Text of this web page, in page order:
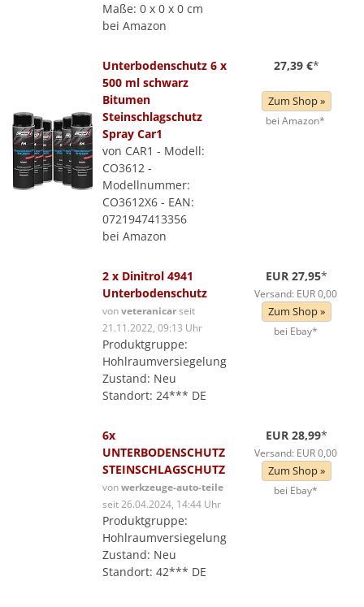
Maße: 0 x 0 x 0 cm
bei Amazon
Unterbodenschutz 6 x
500 ml schwarz
Bitumen
Steinschlagschutz
Spray Car1
von CAR1 - Modell:
CO3612 -
Modellnummer:
CO3612X6 - EAN:
0721947413356
bei Amazon
27,39 €*
Zum Shop »
bei Amazon*
2 x Dinitrol 4941
Unterbodenschutz
vonveteranicarseit
21.11.2022, 09:13 Uhr
Produktgruppe:
Hohlraumversiegelung
Zustand: Neu
Standort: 24*** DE
EUR 27,95*
Versand: EUR 0,00
Zum Shop »
bei Ebay*
6x
UNTERBODENSCHUTZ
STEINSCHLAGSCHUTZ
vonwerkzeuge-auto-teile
seit 26.04.2024, 14:44 Uhr
Produktgruppe:
Hohlraumversiegelung
Zustand: Neu
Standort: 42*** DE
EUR 28,99*
Versand: EUR 0,00
Zum Shop »
bei Ebay*